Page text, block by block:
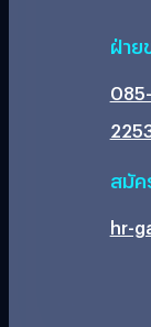
ฝ่าย
สมัค
hr-